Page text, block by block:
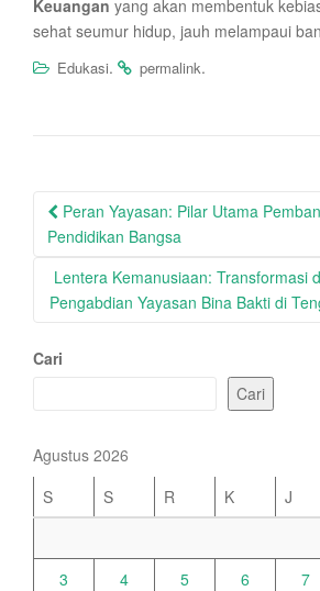
Keuangan yang akan membentuk
sehat seumur hidup, jauh melampaui
Edukasi. permalink.
Post
navigation
Peran Yayasan: Pilar Utama
Pendidikan Bangsa
Lentera Kemanusiaan: Transformasi
Pengabdian Yayasan Bina Bakti di
Cari
Cari
Agustus 2026
S
S R K J
3
4 5 6 7